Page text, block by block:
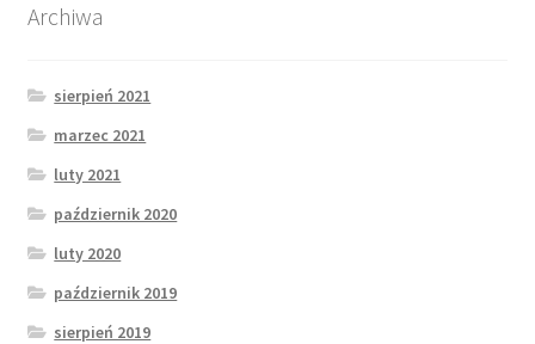
Archiwa
sierpień 2021
marzec 2021
luty 2021
październik 2020
luty 2020
październik 2019
sierpień 2019